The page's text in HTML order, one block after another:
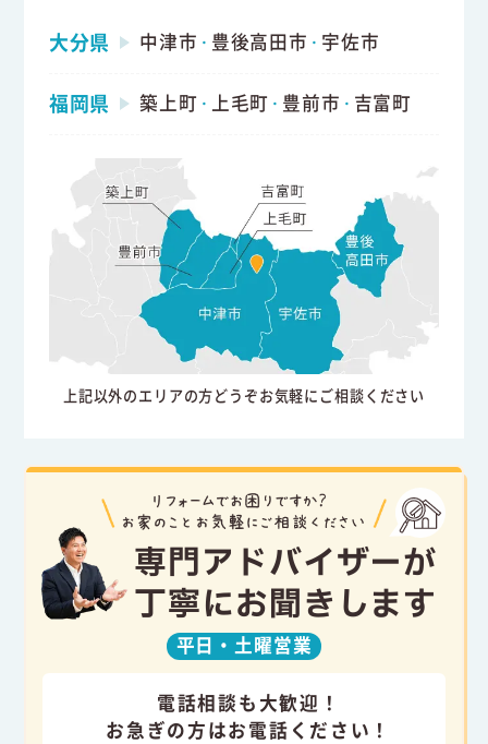
大分県 中津市 ・ 豊後高田市 ・ 宇佐市
福岡県 築上町 ・ 上毛町 ・ 豊前市 ・ 吉富町
上記以外のエリアの方どうぞお気軽にご相談ください
専門アドバイザーが
丁寧にお聞きします
平日・土曜営業
電話相談も大歓迎！
お急ぎの方はお電話ください！